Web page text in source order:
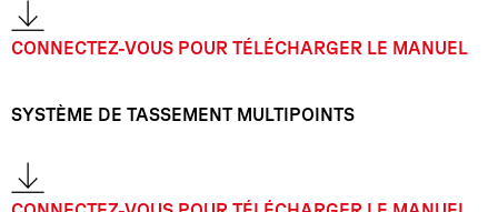
CONNECTEZ-VOUS POUR TÉLÉCHARGER LE MANUEL
SYSTÈME DE TASSEMENT MULTIPOINTS